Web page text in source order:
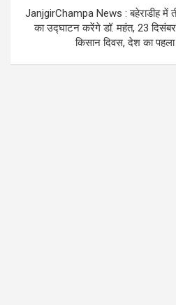
JanjgirChampa News : बहेराडीह में
का उद्घाटन करेंगे डॉ. महंत, 23 दिसंबर
किसान दिवस, देश का पहला